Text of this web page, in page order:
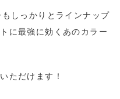
しっかりとラインナップ
に最強に効くあのカラー
ただけます！